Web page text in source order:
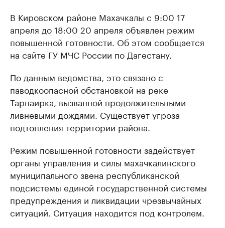
В Кировском районе Махачкалы с 9:00 17
апреля до 18:00 20 апреля объявлен режим
повышенной готовности. Об этом сообщается
на сайте ГУ МЧС России по Дагестану.
По данным ведомства, это связано с
паводкоопасной обстановкой на реке
Тарнаирка, вызванной продолжительными
ливневыми дождями. Существует угроза
подтопления территории района.
Режим повышенной готовности задействует
органы управления и силы махачкалинского
муниципального звена республиканской
подсистемы единой государственной системы
предупреждения и ликвидации чрезвычайных
ситуаций. Ситуация находится под контролем.